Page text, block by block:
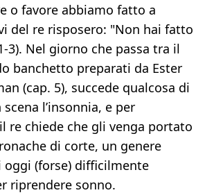
o favore abbiamo fatto a
del re risposero: "Non hai fatto
3). Nel giorno che passa tra il
banchetto preparati da Ester
(cap. 5), succede qualcosa di
l’insonnia, e per
re chiede che gli venga portato
di corte, un genere
(forse) difficilmente
riprendere sonno.